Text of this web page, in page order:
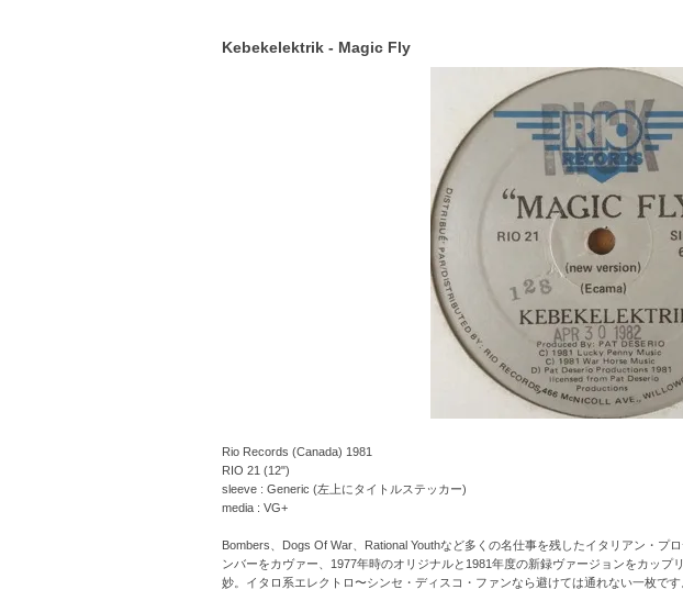
Kebekelektrik - Magic Fly
Rio Records (Canada) 1981
RIO 21 (12")
sleeve : Generic (左上にタイトルステッカー)
media : VG+
Bombers、Dogs Of War、Rational Youthなど多くの名仕事を残したイタリアン・
ンバーをカヴァー、1977年時のオリジナルと1981年度の新録ヴァージョンをカッ
妙。イタロ系エレクトロ〜シンセ・ディスコ・ファンなら避けては通れない一枚です